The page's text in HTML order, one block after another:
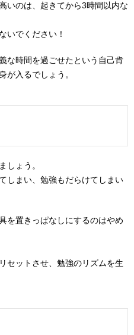
いのは、起きてから3時間以内な
いでください！
な時間を過ごせたという自己肯
が入るでしょう。
しょう。
しまい、勉強もだらけてしまい
を置きっぱなしにするのはやめ
セットさせ、勉強のリズムを生